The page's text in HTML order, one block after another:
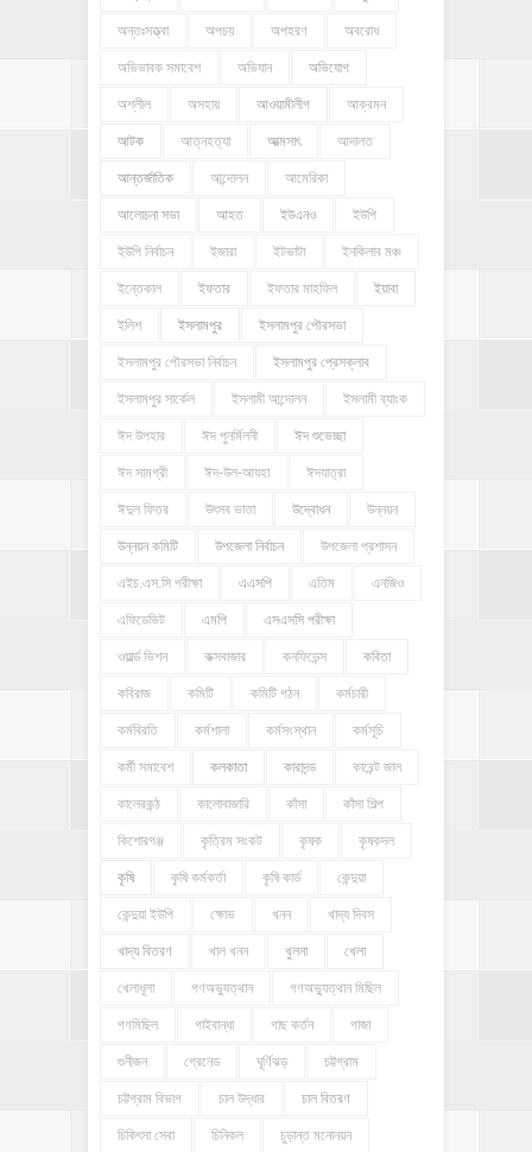
অন্তঃসত্ত্বা অপচয় অপহরণ অবরোধ
অভিভাবক সমাবেশ অভিযান অভিযোগ
অশ্লীল অসহায় আওয়ামীলীগ আক্রমন
আটক আত্নহত্যা আত্মসাৎ আদালত
আন্তর্জাতিক আন্দোলন আমেরিকা
আলোচনা সভা আহত ইউএনও ইউপি
ইউপি নির্বাচন ইজারা ইটভাটা ইনকিলাব মঞ্চ
ইন্তেকাল ইফতার ইফতার মাহফিল ইয়াবা
ইলিশ ইসলামপুর ইসলামপুর পৌরসভা
ইসলামপুর পৌরসভা নির্বাচন ইসলামপুর প্রেসক্লাব
ইসলামপুর সার্কেল ইসলামী আন্দোলন ইসলামী ব্যাংক
ঈদ উপহার ঈদ পুনর্মিলনী ঈদ শুভেচ্ছা
ঈদ সামগ্রী ঈদ-উল-আযহা ঈদযাত্রা
ঈদুল ফিতর উৎসব ভাতা উদ্বোধন উন্নয়ন
উন্নয়ন কমিটি উপজেলা নির্বাচন উপজেলা প্রশাসন
এইচ.এস.সি পরীক্ষা এএসপি এতিম এনজিও
এফিডেভিট এমপি এসএসসি পরীক্ষা
ওয়ার্ল্ড ভিশন কক্সবাজার কনফিডেন্স কবিতা
কবিরাজ কমিটি কমিটি গঠন কর্মচারী
কর্মবিরতি কর্মশালা কর্মসংস্থান কর্মসূচি
কর্মী সমাবেশ কলকাতা কারাদন্ড কারেন্ট জাল
কালেরকন্ঠ কালোবাজারি কাঁসা কাঁসা শিল্প
কিশোরগঞ্জ কৃত্রিম সংকট কৃষক কৃষকদল
কৃষি কৃষি কর্মকর্তা কৃষি কার্ড কেন্দুয়া
কেন্দুয়া ইউপি ক্ষোভ খনন খাদ্য দিবস
খাদ্য বিতরণ খাল খনন খুলনা খেলা
খেলাধূলা গণঅভ্যুত্থান গণঅভ্যুত্থান মিছিল
গণমিছিল গাইবান্ধা গাছ কর্তন গাজা
গুনীজন গ্রেনেড ঘূর্ণিঝড় চট্টগ্রাম
চট্টগ্রাম বিভাগ চাল উদ্ধার চাল বিতরণ
চিকিৎসা সেবা চিনিকল চুড়ান্ত মনোনয়ন